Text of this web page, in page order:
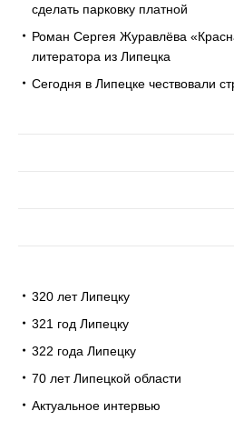
сделать парковку платной
Роман Сергея Журавлёва
литератора из Липецка
Сегодня в Липецке чествовали
320 лет Липецку
321 год Липецку
322 года Липецку
70 лет Липецкой области
Актуальное интервью